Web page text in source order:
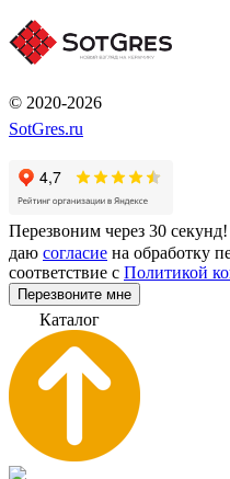
© 2020-2026
SotGres.ru
Перезвоним через 30 секунд!
даю согласие на обработку
соответствие с Политикой
Перезвоните мне
Каталог